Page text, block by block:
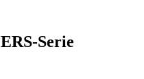
Serie